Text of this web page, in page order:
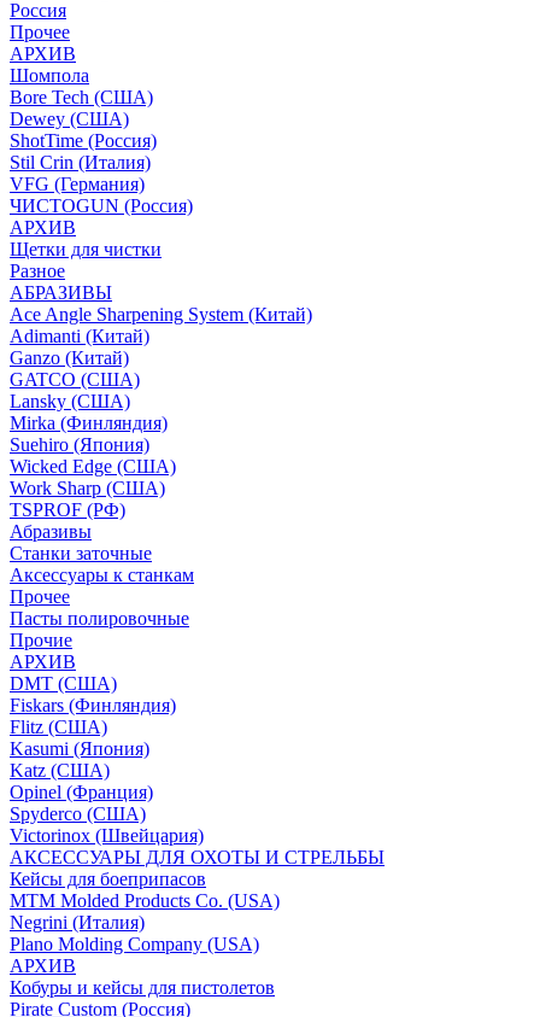
Россия
Прочее
АРХИВ
Шомпола
Bore Tech (США)
Dewey (США)
ShotTime (Россия)
Stil Crin (Италия)
VFG (Германия)
ЧИСТОGUN (Россия)
АРХИВ
Щетки для чистки
Разное
АБРАЗИВЫ
Ace Angle Sharpening System (Китай)
Adimanti (Китай)
Ganzo (Китай)
GATCO (США)
Lansky (США)
Mirka (Финляндия)
Suehiro (Япония)
Wicked Edge (США)
Work Sharp (США)
TSPROF (РФ)
Абразивы
Станки заточные
Аксессуары к станкам
Прочее
Пасты полировочные
Прочие
АРХИВ
DMT (США)
Fiskars (Финляндия)
Flitz (США)
Kasumi (Япония)
Katz (США)
Opinel (Франция)
Spyderco (США)
Victorinox (Швейцария)
АКСЕССУАРЫ ДЛЯ ОХОТЫ И СТРЕЛЬБЫ
Кейсы для боеприпасов
MTM Molded Products Co. (USA)
Negrini (Италия)
Plano Molding Company (USA)
АРХИВ
Кобуры и кейсы для пистолетов
Pirate Custom (Россия)